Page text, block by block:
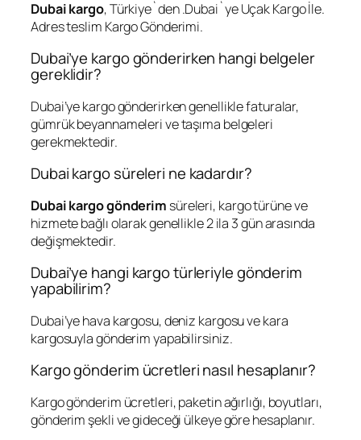
Dubai kargo, Türkiye`den .Dubai`ye Uçak Kargo İle.
Adres teslim Kargo Gönderimi.
Dubai’ye kargo gönderirken hangi belgeler
gereklidir?
Dubai’ye kargo gönderirken genellikle faturalar,
gümrük beyannameleri ve taşıma belgeleri
gerekmektedir.
Dubai kargo süreleri ne kadardır?
Dubai kargo gönderim süreleri, kargo türüne ve
hizmete bağlı olarak genellikle 2 ila 3 gün arasında
değişmektedir.
Dubai’ye hangi kargo türleriyle gönderim
yapabilirim?
Dubai’ye hava kargosu, deniz kargosu ve kara
kargosuyla gönderim yapabilirsiniz.
Kargo gönderim ücretleri nasıl hesaplanır?
Kargo gönderim ücretleri, paketin ağırlığı, boyutları,
gönderim şekli ve gideceği ülkeye göre hesaplanır.